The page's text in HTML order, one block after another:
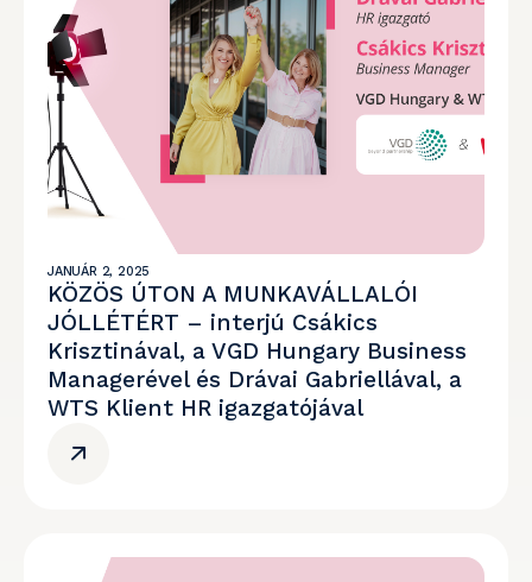
JANUÁR 2, 2025
KÖZÖS ÚTON A MUNKAVÁLLALÓI
JÓLLÉTÉRT – interjú Csákics
Krisztinával, a VGD Hungary Business
Managerével és Drávai Gabriellával, a
WTS Klient HR igazgatójával